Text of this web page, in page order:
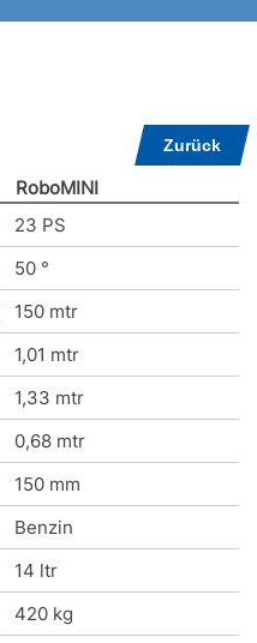
Zurück
RoboMINI
23 PS
50 °
150 mtr
1,01 mtr
1,33 mtr
0,68 mtr
150 mm
Benzin
14 ltr
420 kg